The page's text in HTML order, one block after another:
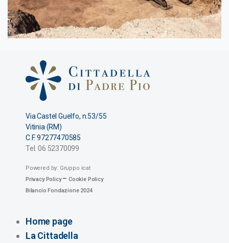
Via Castel Guelfo, n.53/55
Vitinia (RM)
C.F. 97277470585
Tel. 06 52370099
Powered by: Gruppo icat
Privacy Policy– Cookie Policy
Bilancio Fondazione 2024
Home page
La Cittadella